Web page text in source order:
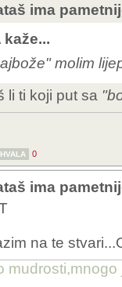
ima
kaže...
molim
li ti koji put sa
HVALA 0
ima
na te